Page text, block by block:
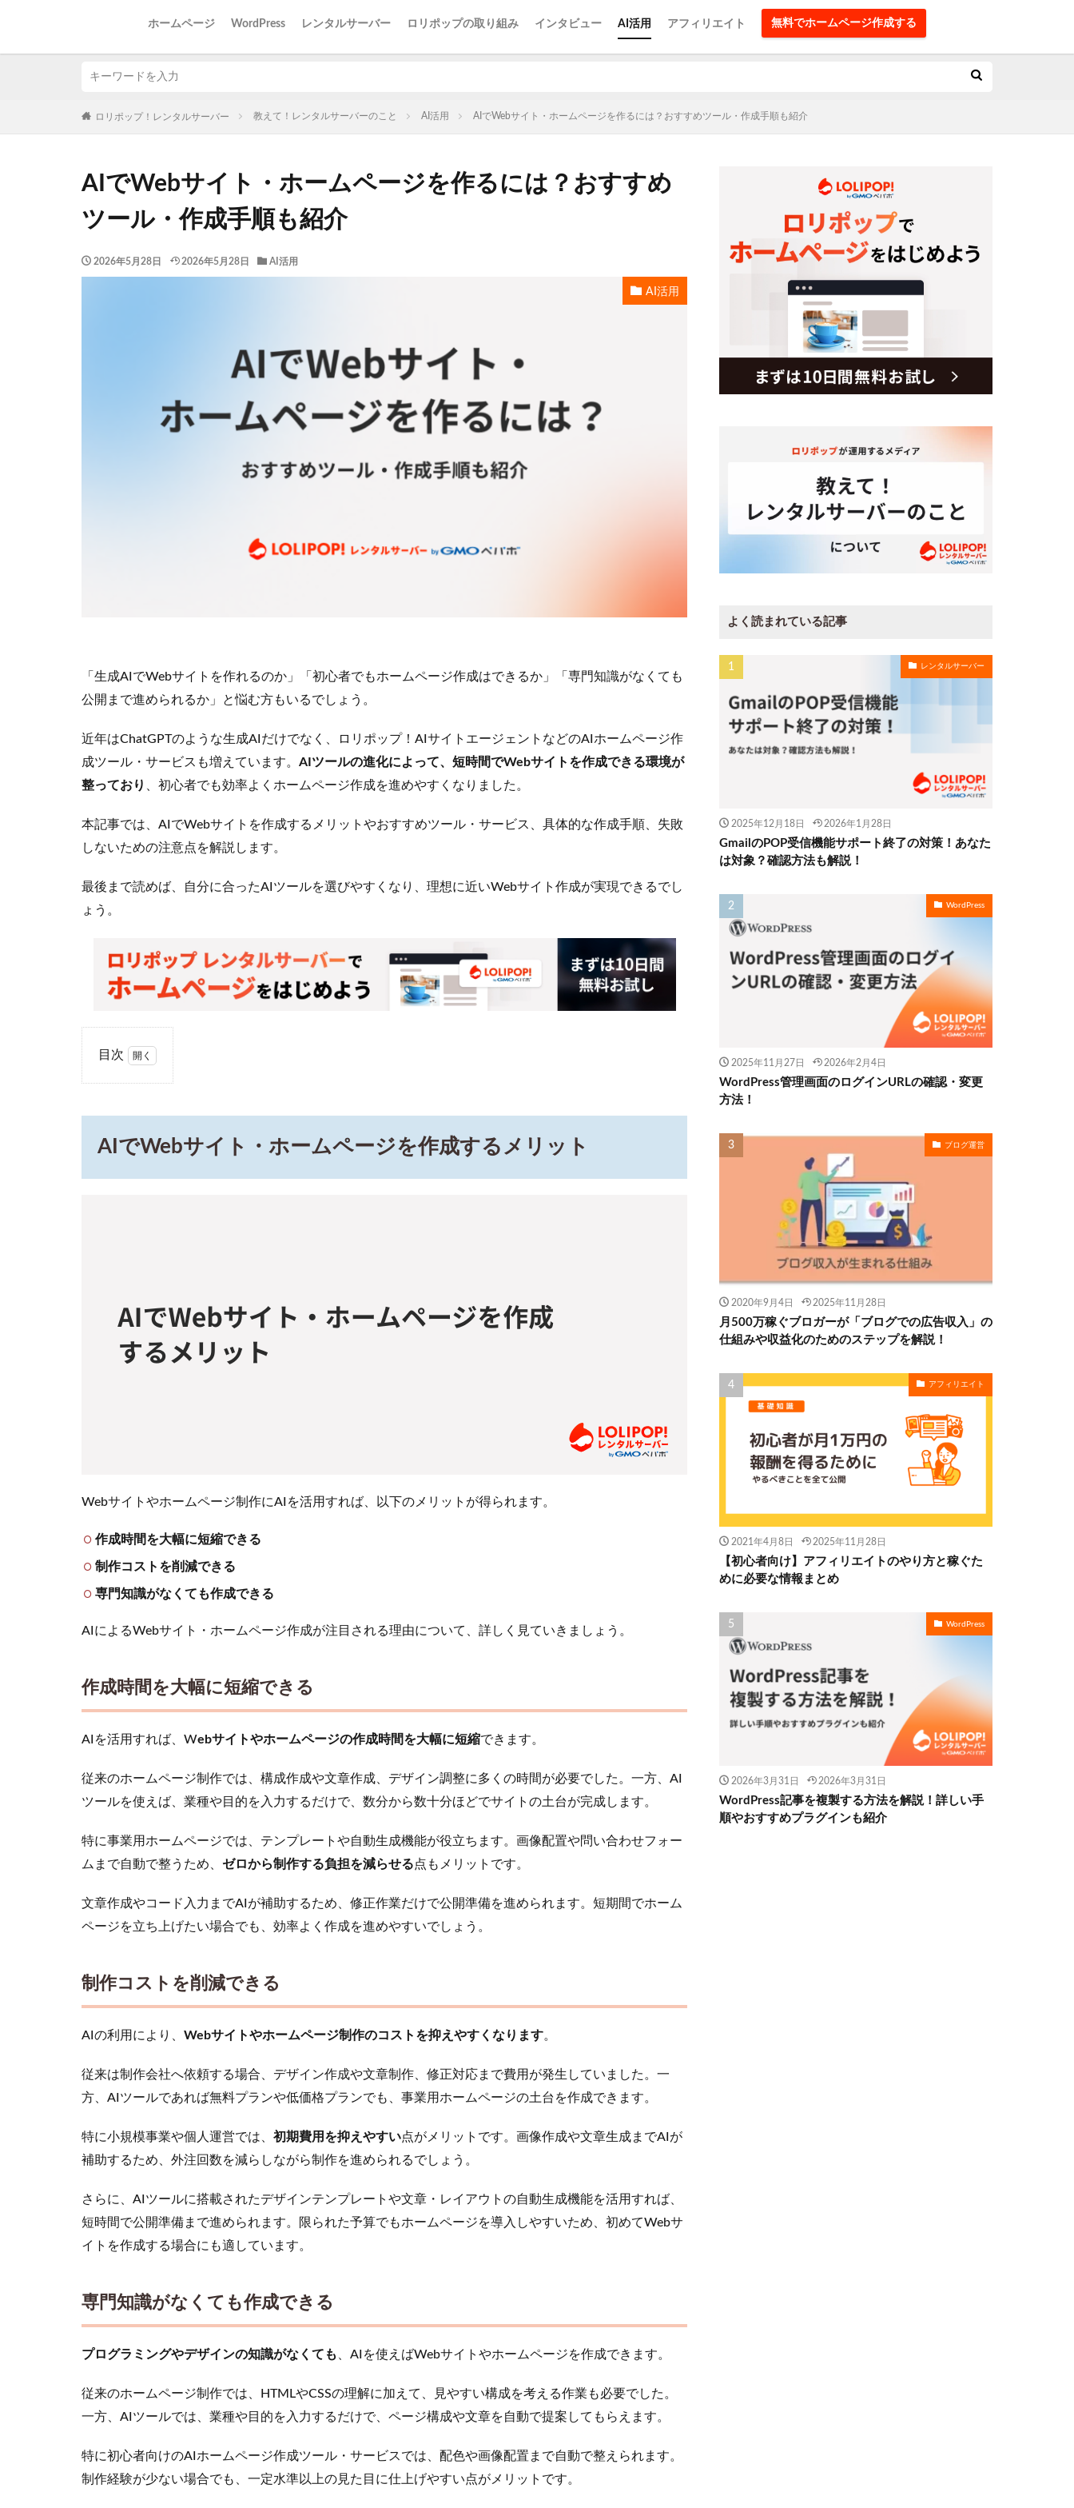
ホームページ WordPress レンタルサーバー ロリポップの取り組み インタビュー AI活用 アフィリエイト 無料でホームページ作成する
ロリポップ！レンタルサーバー 教えて！レンタルサーバーのこと AI活用 AIでWebサイト・ホームページを作るには？おすすめツール・作成手順も紹介
AIでWebサイト・ホームページを作るには？おすすめ
ツール・作成手順も紹介
2026年5月28日 2026年5月28日 AI活用
AI活用
「生成AIでWebサイトを作れるのか」「初心者でもホームページ作成はできるか」「専門知識がなくても
公開まで進められるか」と悩む方もいるでしょう。
近年はChatGPTのような生成AIだけでなく、ロリポップ！AIサイトエージェントなどのAIホームページ作
成ツール・サービスも増えています。 AIツールの進化によって、短時間でWebサイトを作成できる環境が
整っており 、初心者でも効率よくホームページ作成を進めやすくなりました。
本記事では、AIでWebサイトを作成するメリットやおすすめツール・サービス、具体的な作成手順、失敗
しないための注意点を解説します。
最後まで読めば、自分に合ったAIツールを選びやすくなり、理想に近いWebサイト作成が実現できるでし
ょう。
目次
Web
ト・
ムペ
1.1
作成
時間
を大
トを
でき
る
1.3
がな
成で
2
い！
Web
ト・
ムペ
作成
AIツ
ビス
の選
自然
な日
本語
応し
るか
2.2
料金
プラ
ンが
2.3
目的
った
が備
わっ
2.4
AIでWebサイト・ホームページを作成するメリット
Webサイトやホームページ制作にAIを活用すれば、以下のメリットが得られます。
作成時間を大幅に短縮できる
制作コストを削減できる
専門知識がなくても作成できる
AIによるWebサイト・ホームページ作成が注目される理由について、詳しく見ていきましょう。
作成時間を大幅に短縮できる
AIを活用すれば、Webサイトやホームページの作成時間を大幅に短縮できます。
従来のホームページ制作では、構成作成や文章作成、デザイン調整に多くの時間が必要でした。一方、AI
ツールを使えば、業種や目的を入力するだけで、数分から数十分ほどでサイトの土台が完成します。
特に事業用ホームページでは、テンプレートや自動生成機能が役立ちます。画像配置や問い合わせフォー
ムまで自動で整うため、 ゼロから制作する負担を減らせる点もメリットです。
文章作成やコード入力までAIが補助するため、修正作業だけで公開準備を進められます。短期間でホーム
ページを立ち上げたい場合でも、効率よく作成を進めやすいでしょう。
制作コストを削減できる
AIの利用により、 Webサイトやホームページ制作のコストを抑えやすくなります。
従来は制作会社へ依頼する場合、デザイン作成や文章制作、修正対応まで費用が発生していました。一
方、AIツールであれば無料プランや低価格プランでも、事業用ホームページの土台を作成できます。
特に小規模事業や個人運営では、 初期費用を抑えやすい点がメリットです。画像作成や文章生成までAIが
補助するため、外注回数を減らしながら制作を進められるでしょう。
さらに、AIツールに搭載されたデザインテンプレートや文章・レイアウトの自動生成機能を活用すれば、
短時間で公開準備まで進められます。限られた予算でもホームページを導入しやすいため、初めてWebサ
イトを作成する場合にも適しています。
専門知識がなくても作成できる
プログラミングやデザインの知識がなくても 、AIを使えばWebサイトやホームページを作成できます。
従来のホームページ制作では、HTMLやCSSの理解に加えて、見やすい構成を考える作業も必要でした。
一方、AIツールでは、業種や目的を入力するだけで、ページ構成や文章を自動で提案してもらえます。
特に初心者向けのAIホームページ作成ツール・サービスでは、配色や画像配置まで自動で整えられます。
制作経験が少ない場合でも、一定水準以上の見た目に仕上げやすい点がメリットです。
よく読まれている記事
レンタルサーバー
2025年12月18日 2026年1月28日
GmailのPOP受信機能サポート終了の対策！あなた
は対象？確認方法も解説！
WordPress
2025年11月27日 2026年2月4日
WordPress管理画面のログインURLの確認・変更
方法！
ブログ運営
2020年9月4日 2025年11月28日
月500万稼ぐブロガーが「ブログでの広告収入」の
仕組みや収益化のためのステップを解説！
アフィリエイト
2021年4月8日 2025年11月28日
【初心者向け】アフィリエイトのやり方と稼ぐた
めに必要な情報まとめ
WordPress
2026年3月31日 2026年3月31日
WordPress記事を複製する方法を解説！詳しい手
順やおすすめプラグインも紹介